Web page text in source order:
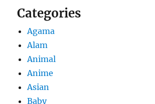
Categories
Agama
Alam
Animal
Anime
Asian
Baby